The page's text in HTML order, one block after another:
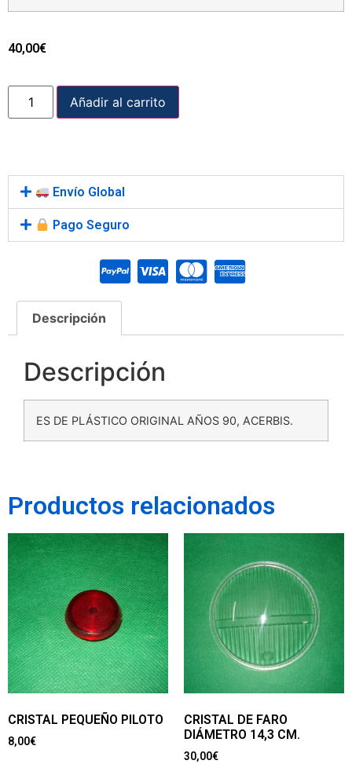
40,00€
Añadir al carrito
Envío Global
Pago Seguro
Descripción
Descripción
ES DE PLÁSTICO ORIGINAL AÑOS 90, ACERBIS.
Productos relacionados
CRISTAL PEQUEÑO PILOTO
8,00€
CRISTAL DE FARO
DIÁMETRO 14,3 CM.
30,00€